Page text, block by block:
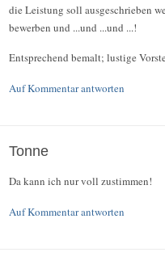
die Leistung soll ausgeschrieben
bewerben und ...und ...und ...!
Entsprechend bemalt; lustige
Auf Kommentar antworten
Tonne
Da kann ich nur voll zustimmen!
Auf Kommentar antworten